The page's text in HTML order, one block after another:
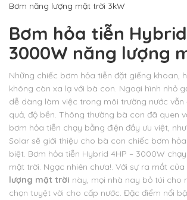
Bơm năng lượng mặt trời 3kW
Bơm hỏa tiễn Hybrid
3000W năng lượng
Những chiếc bơm hỏa tiễn đặt giếng khoan,
không còn xa lạ với bà con. Ngoại hình nhỏ
dễ dàng làm việc trong môi trường nước vẫn
quả, độ bền. Thông thường bà con đã quen
bơm hỏa tiễn chạy bằng điện đầy ưu việt,
Solar sẽ giới thiệu cho bà con chiếc bơm
biệt. Bơm hỏa tiễn Hybrid 4HP – 3000W
mặt trời. Ngạc nhiên chưa!. Với sự ra mắt
lượng mặt trời này, mọi nhà nay bỏ túi cho
chọn tuyệt vời cho cấp nước. Đặc điểm nổi